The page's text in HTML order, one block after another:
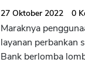
27 Oktober 2022 0
Maraknya
layanan perbankan
Bank berlomba